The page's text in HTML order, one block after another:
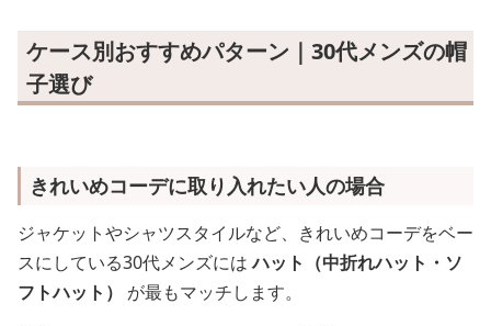
ケース別おすすめパターン｜30代メンズの帽
子選び
きれいめコーデに取り入れたい人の場合
ジャケットやシャツスタイルなど、きれいめコーデをベー
スにしている30代メンズにはハット（中折れハット・ソ
フトハット）
が最もマッチします。